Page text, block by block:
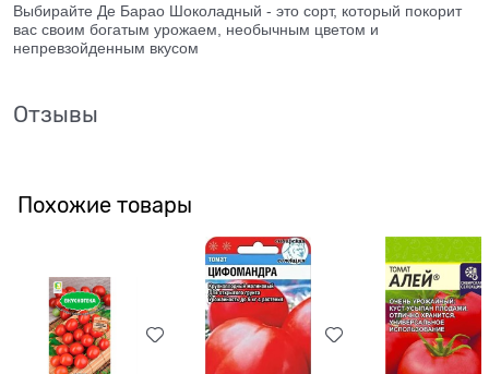
Выбирайте Де Барао Шоколадный - это сорт, который покорит
вас своим богатым урожаем, необычным цветом и
непревзойденным вкусом
Отзывы
Похожие товары